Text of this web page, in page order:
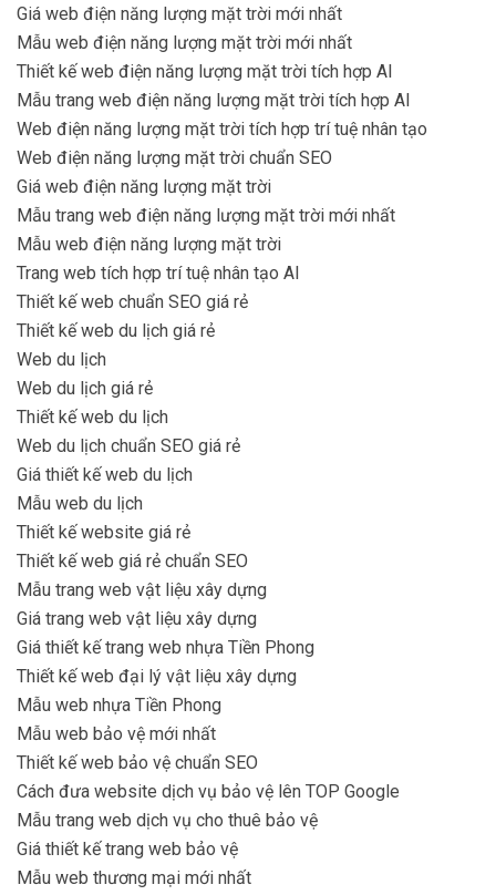
Giá web điện năng lượng mặt trời mới nhất
Mẫu web điện năng lượng mặt trời mới nhất
Thiết kế web điện năng lượng mặt trời tích hợp AI
Mẫu trang web điện năng lượng mặt trời tích hợp AI
Web điện năng lượng mặt trời tích hợp trí tuệ nhân tạo
Web điện năng lượng mặt trời chuẩn SEO
Giá web điện năng lượng mặt trời
Mẫu trang web điện năng lượng mặt trời mới nhất
Mẫu web điện năng lượng mặt trời
Trang web tích hợp trí tuệ nhân tạo AI
Thiết kế web chuẩn SEO giá rẻ
Thiết kế web du lịch giá rẻ
Web du lịch
Web du lịch giá rẻ
Thiết kế web du lịch
Web du lịch chuẩn SEO giá rẻ
Giá thiết kế web du lịch
Mẫu web du lịch
Thiết kế website giá rẻ
Thiết kế web giá rẻ chuẩn SEO
Mẫu trang web vật liệu xây dựng
Giá trang web vật liệu xây dựng
Giá thiết kế trang web nhựa Tiền Phong
Thiết kế web đại lý vật liệu xây dựng
Mẫu web nhựa Tiền Phong
Mẫu web bảo vệ mới nhất
Thiết kế web bảo vệ chuẩn SEO
Cách đưa website dịch vụ bảo vệ lên TOP Google
Mẫu trang web dịch vụ cho thuê bảo vệ
Giá thiết kế trang web bảo vệ
Mẫu web thương mại mới nhất